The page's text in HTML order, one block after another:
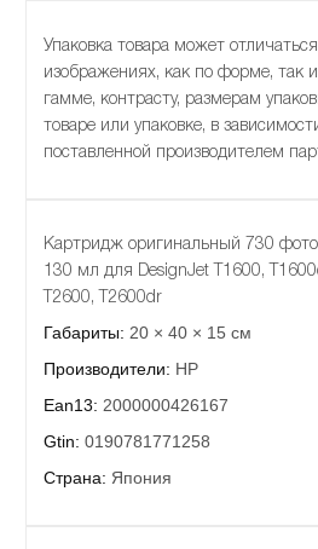
Упаковка товара может
изображениях, как по форме, так и
гамме, контрасту, размерам
товаре или упаковке, в
поставленной производителем
Картридж оригинальный 730
130 мл для DesignJet T1600,
T2600, T2600dr
Габариты: 20 × 40 × 15 см
Производители: HP
Ean13: 2000000426167
Gtin: 0190781771258
Страна: Япония